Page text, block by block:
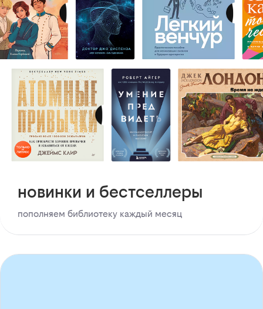
новинки и бестселлеры
пополняем библиотеку каждый месяц